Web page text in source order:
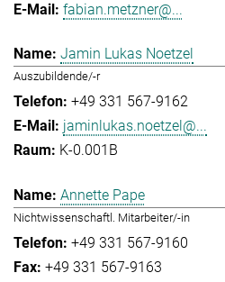
fabian.metzner@...
Jamin Lukas Noetzel
Auszubildende/-r
+49 331 567-9162
jaminlukas.noetzel@...
K-0.001B
Annette Pape
Nichtwissenschaftl. Mitarbeiter/-in
+49 331 567-9160
+49 331 567-9163